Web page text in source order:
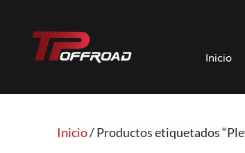
Saltar
Inicio
Inicio/ Productos etiquetados